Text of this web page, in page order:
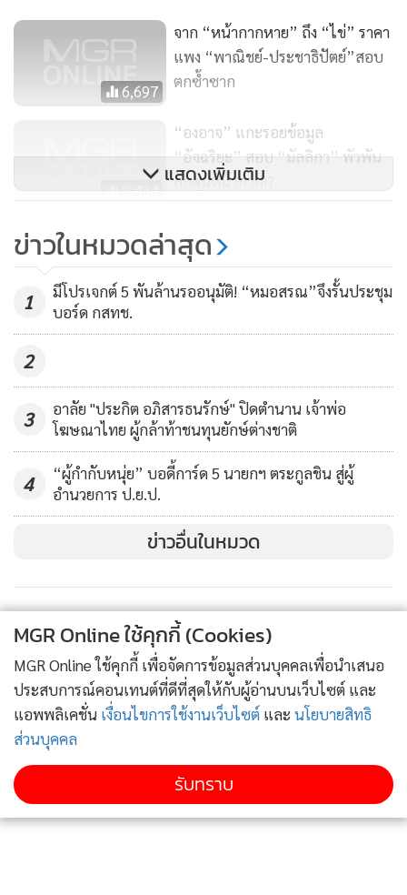
กรมการค้าภายในถูกปลด แทนที่ “จุรินทร์” จะแสดงสปิริตลา
ออกจาก รมว.พาณิชย์ เพื่อแสดงความรับผิดชอบต่อเหตุการณ์ที่
เกิดขึ้น หรือดำเนินการจริงจังเอาผิดบุคคลที่เกี่ยวข้องเพิ่มเติมซึ่ง
สนับสนุนว่าสินค้ามีอยู่จริงกลับไล่บี้เอาผิด คนที่เปิดโปงด้วย
จุรินทร์ตรวจโรงงานหน้ากากอนามัย
“แหม่มโพธิ์ดำ” ก็โดนตั้งข้อกล่าวหา โทษฐานแชร์คลิปเสี่ยบอย
ผิด พ.ร.บ.คอมพ์ งานนี้ตำรวจถูกสวดยับ จนต้องออกมาอ้อม
แอ้มว่า เมื่อคนมาร้องทุกข์กล่าวโทษก็ต้องดำเนินคดี
และแน่นอนเพจของ “อัจฉริยะ” ที่จัดหนักดราม่าหน้ากาก
อนามัยหายไปไหนก็ถูก “มัลลิกา บุญมีตระกูล มหาสุข” ที่
ปรึกษารัฐมนตรีว่าการกระทรวงพาณิชย์ และ กรรมการบริการ
พรรคประชาธิปัตย์ จนมาถึง “จุรินทร์” แจ้งความเอาผิด
“แหม่มโพธิ์ดำ” สเตตัสตอนนี้ก็ต้องบอกว่า คือ ผู้ถูกกล่าวหาอยู่
ระหว่างกระบวนการรวบรวมพยานหลักฐานโดยที่ตำรวจยังไม่ชี้
ชัดว่าใครผิดใครถูก
6,697
จาก “หน้ากากหาย” ถึง “ไข่” ราคา
แพง “พาณิชย์-ประชาธิปัตย์”สอบ
ตกซ้ำซาก
8,434
“องอาจ” แกะรอยข้อมูล
“อัจฉริยะ” สอบ “มัลลิกา” พัวพัน
กักตุนหน้ากาก!?
1,282
“จุรินทร์” ผิด พ.ร.บ.คอมพ์ อ้าง
มีหน้ากากอนามัยเพียงพอ 200 ล้าน
แสดงเพิ่มเติม
ข่าวในหมวดล่าสุด
1
มีโปรเจกต์ 5 พันล้านรออนุมัติ! “หมอสรณ”จึงรั้นประชุม
บอร์ด กสทช.
2
3
อาลัย "ประกิต อภิสารธนรักษ์" ปิดตำนาน เจ้าพ่อ
โฆษณาไทย ผู้กล้าท้าชนทุนยักษ์ต่างชาติ
4
“ผู้กำกับหนุ่ย” บอดี้การ์ด 5 นายกฯ ตระกูลชิน สู่ผู้
อำนวยการ ป.ย.ป.
ข่าวอื่นในหมวด
MGR Online ใช้คุกกี้ (Cookies)
MGR Online ใช้คุกกี้ เพื่อจัดการข้อมูลส่วนบุคคลเพื่อนำเสนอ
ประสบการณ์คอนเทนต์ที่ดีที่สุดให้กับผู้อ่านบนเว็บไซต์ และ
แอพพลิเคชั่น เงื่อนไขการใช้งานเว็บไซต์ และ นโยบายสิทธิ
ส่วนบุคคล
รับทราบ